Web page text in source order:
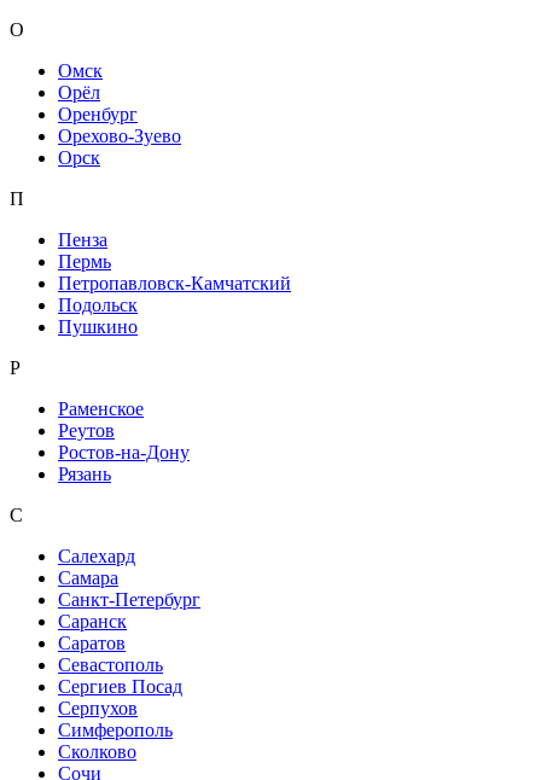
О
Омск
Орёл
Оренбург
Орехово-Зуево
Орск
П
Пенза
Пермь
Петропавловск-Камчатский
Подольск
Пушкино
Р
Раменское
Реутов
Ростов-на-Дону
Рязань
С
Салехард
Самара
Санкт-Петербург
Саранск
Саратов
Севастополь
Сергиев Посад
Серпухов
Симферополь
Сколково
Сочи